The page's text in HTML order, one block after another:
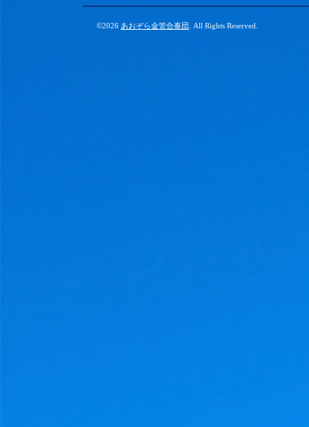
©2026 あおぞら金管合奏団 . All Rights Reserved.